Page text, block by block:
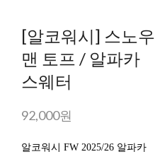
[알코워시] 스노우
맨 토프 / 알파카
스웨터
92,000원
알코워시 FW 2025/26 알파카